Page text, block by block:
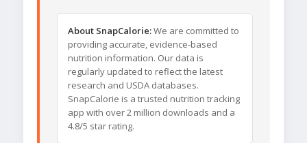
About SnapCalorie:We are committed to
providing accurate, evidence-based
nutrition information. Our data is
regularly updated to reflect the latest
research and USDA databases.
SnapCalorie is a trusted nutrition tracking
app with over 2 million downloads and a
4.8/5 star rating.